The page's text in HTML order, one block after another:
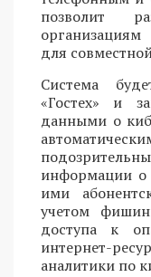
позволит
для
Система
«Гостех» и
данными о
информации о
ими
учетом
доступа к
интернет-
аналитики по